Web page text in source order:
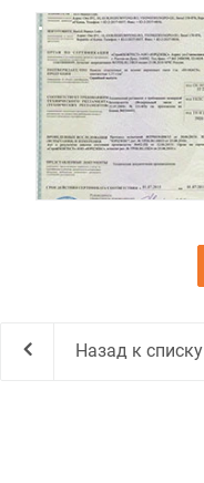
Назад к списку